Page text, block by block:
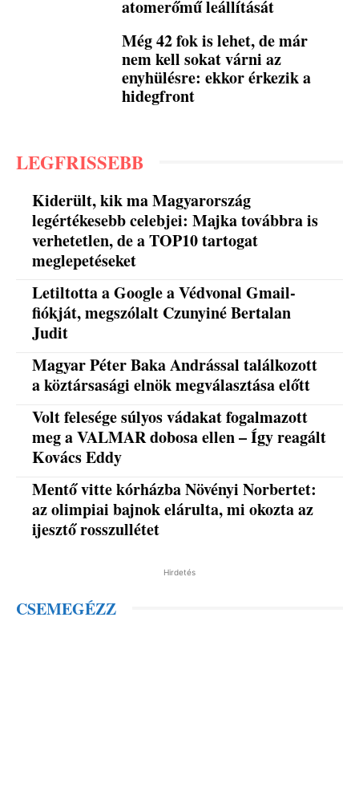
atomerőmű leállítását
Még 42 fok is lehet, de már
nem kell sokat várni az
enyhülésre: ekkor érkezik a
hidegfront
LEGFRISSEBB
Kiderült, kik ma Magyarország
legértékesebb celebjei: Majka továbbra is
verhetetlen, de a TOP10 tartogat
meglepetéseket
Letiltotta a Google a Védvonal Gmail-
fiókját, megszólalt Czunyiné Bertalan
Judit
Magyar Péter Baka Andrással találkozott
a köztársasági elnök megválasztása előtt
Volt felesége súlyos vádakat fogalmazott
meg a VALMAR dobosa ellen – Így reagált
Kovács Eddy
Mentő vitte kórházba Növényi Norbertet:
az olimpiai bajnok elárulta, mi okozta az
ijesztő rosszullétet
Hirdetés
CSEMEGÉZZ